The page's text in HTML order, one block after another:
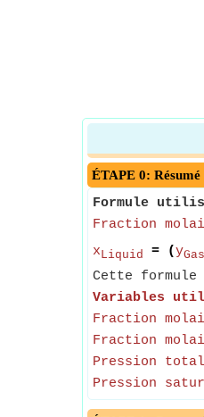
ÉTAPE 0:
Formule
Fraction
xLiquid = (yGas
Cette
Variables
Fraction
Fraction
Pression
Pression